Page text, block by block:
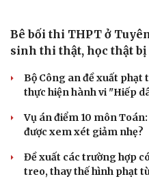
Làm rõ đối tượng gây tai
nữ tử vong rồi bỏ trốn
nước ngoài ở lại trái phép
nguyên liệu nhiều bất
trẻ nhỏ ở TP.HCM